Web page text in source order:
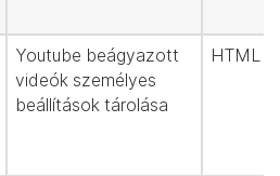
Youtube beágyazott
videók személyes
beállítások tárolása
HTML